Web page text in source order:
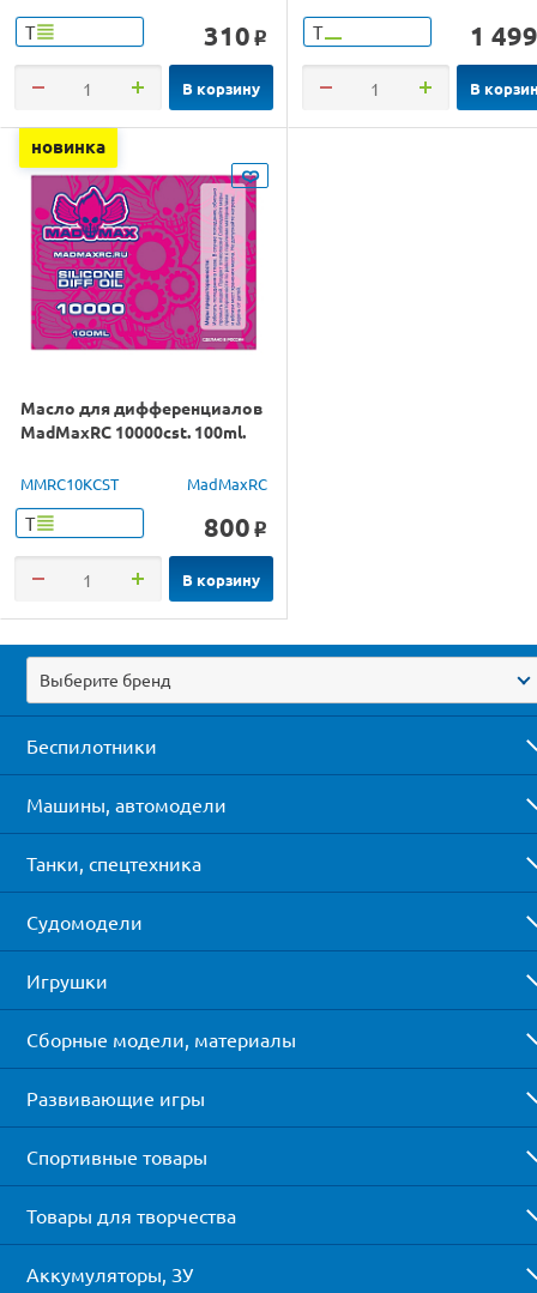
Т 310 o
В корзину
Т 1 499
В
новинка
Масло для дифференциалов
MadMaxRC 10000cst. 100ml.
MMRC10KCST MadMaxRC
Т 800 o
В корзину
Выберите бренд
Беспилотники
Машины, автомодели
Танки, спецтехника
Судомодели
Игрушки
Сборные модели, материалы
Развивающие игры
Спортивные товары
Товары для творчества
Аккумуляторы, ЗУ